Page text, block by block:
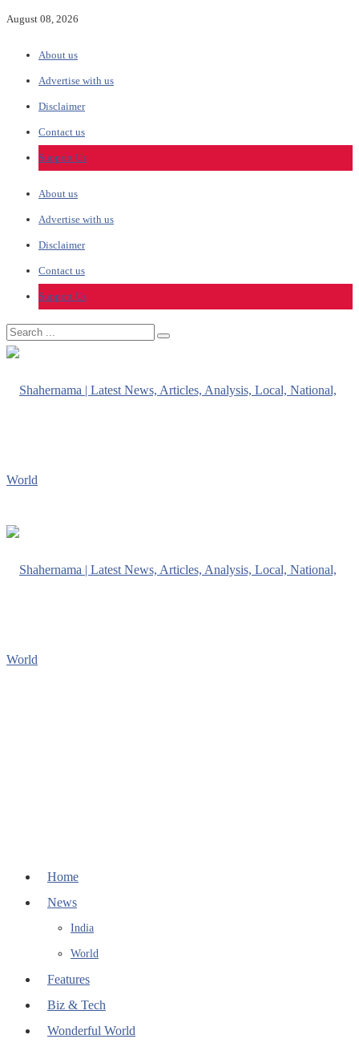
August 08, 2026
About us
Advertise with us
Disclaimer
Contact us
Support Us
About us
Advertise with us
Disclaimer
Contact us
Support Us
Home
News
India
World
Features
Biz & Tech
Wonderful World